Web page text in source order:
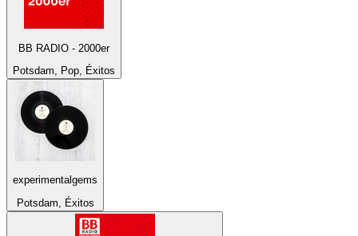
BB RADIO - 2000er
Potsdam, Pop, Éxitos
experimentalgems
Potsdam, Éxitos